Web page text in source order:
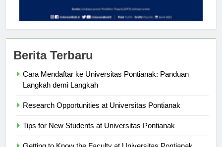
Cara Mendaftar ke Universitas Pontianak: Panduan